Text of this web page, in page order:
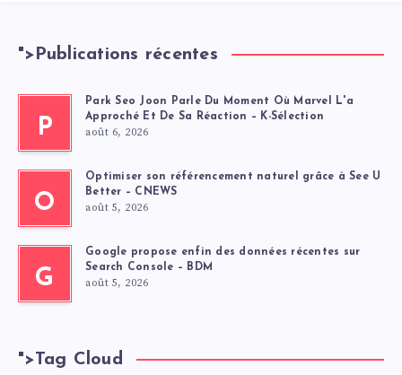
"> Publications récentes
P
Park Seo Joon Parle Du Moment Où Marvel L'a
Approché Et De Sa Réaction – K-Sélection
août 6, 2026
O
Optimiser son référencement naturel grâce à See U
Better – CNEWS
août 5, 2026
G
Google propose enfin des données récentes sur
Search Console – BDM
août 5, 2026
">Tag Cloud